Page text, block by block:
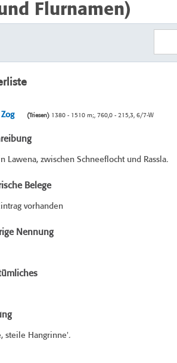
Flurnamen)
(Triesen)1380 - 1510 m;, 760,0 - 215,3, 6/7-W
Lawena, zwischen Schneeflocht und Rassla.
Belege
vorhanden
Nennung
steile Hangrinne'.